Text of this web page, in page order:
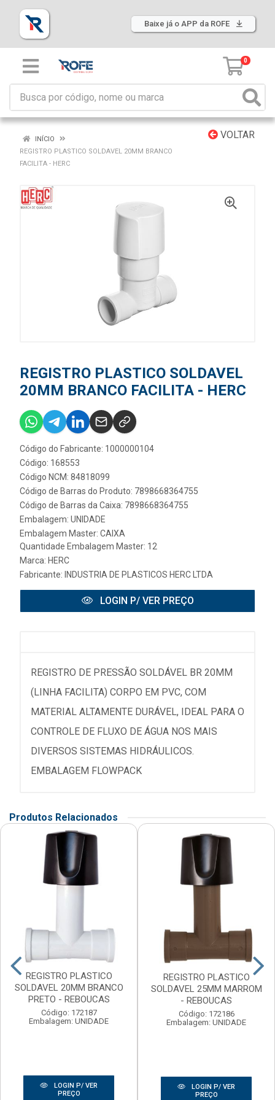
Baixe já o APP da ROFE
0
VOLTAR
INÍCIO
REGISTRO PLASTICO SOLDAVEL 20MM BRANCO
FACILITA - HERC
REGISTRO PLASTICO SOLDAVEL
20MM BRANCO FACILITA - HERC
Código do Fabricante: 1000000104
Código: 168553
Código NCM: 84818099
Código de Barras do Produto: 7898668364755
Código de Barras da Caixa: 7898668364755
Embalagem: UNIDADE
Embalagem Master: CAIXA
Quantidade Embalagem Master: 12
Marca: HERC
Fabricante: INDUSTRIA DE PLASTICOS HERC LTDA
LOGIN P/ VER PREÇO
REGISTRO DE PRESSÃO SOLDÁVEL BR 20MM
(LINHA FACILITA) CORPO EM PVC, COM
MATERIAL ALTAMENTE DURÁVEL, IDEAL PARA O
CONTROLE DE FLUXO DE ÁGUA NOS MAIS
DIVERSOS SISTEMAS HIDRÁULICOS.
EMBALAGEM FLOWPACK
Produtos Relacionados
REGISTRO PLASTICO
SOLDAVEL 20MM BRANCO
PRETO - REBOUCAS
Código: 172187
Embalagem: UNIDADE
LOGIN P/ VER
PREÇO
REGISTRO PLASTICO
SOLDAVEL 25MM MARROM
- REBOUCAS
Código: 172186
Embalagem: UNIDADE
LOGIN P/ VER
PREÇO